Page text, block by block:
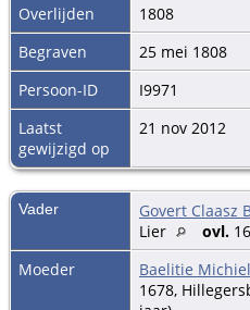
Overlijden
1808
Begraven
25 mei 1808
Persoon-ID
I9971
Laatst
gewijzigd op
21 nov 2012
Vader Govert Claasz
Lier
ovl.
Moeder
Baelitie
1678,